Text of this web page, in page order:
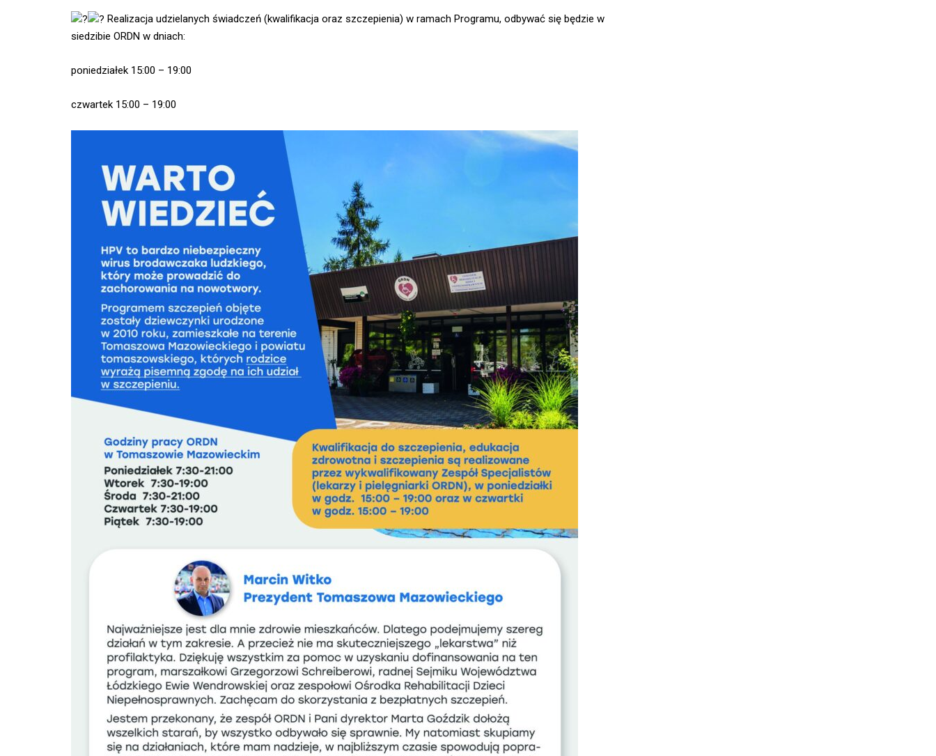
Realizacja udzielanych świadczeń (kwalifikacja oraz szczepienia) w ramach Programu, odbywać się będzie w
siedzibie ORDN w dniach:
poniedziałek 15:00 – 19:00
czwartek 15:00 – 19:00